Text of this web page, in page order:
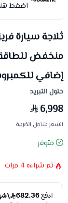
اضغط
إضافي
حلول التبريد
6,998
السعر شامل الضريبة
متوفر
تم شراءه4 مرات